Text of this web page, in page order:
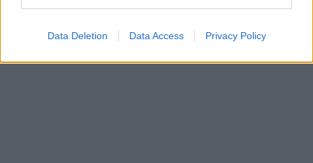
Data Deletion Data Access Privacy Policy